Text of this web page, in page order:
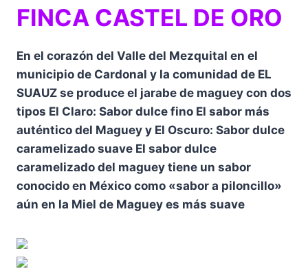
FINCA CASTEL DE ORO
En el corazón del Valle del Mezquital en el
municipio de Cardonal y la comunidad de EL
SUAUZ se produce el jarabe de maguey con dos
tipos El Claro: Sabor dulce fino El sabor más
auténtico del Maguey y El Oscuro: Sabor dulce
caramelizado suave El sabor dulce
caramelizado del maguey tiene un sabor
conocido en México como «sabor a piloncillo»
aún en la Miel de Maguey es más suave